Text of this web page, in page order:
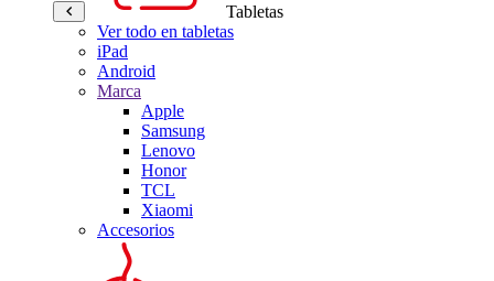
Tabletas
Ver todo en tabletas
iPad
Android
Marca
Apple
Samsung
Lenovo
Honor
TCL
Xiaomi
Accesorios